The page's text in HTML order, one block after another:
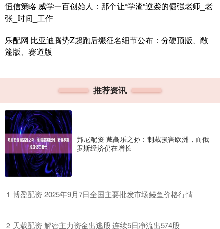
恒信策略 威学一百创始人：那个让“学渣”逆袭的倔强老师_老
张_时间_工作
乐配网 比亚迪腾势Z超跑后缀征名细节公布：分硬顶版、敞
篷版、赛道版
推荐资讯
邦尼配资 戴高乐之孙：制裁损害欧洲，而俄
罗斯经济仍在增长
1 ​博盈配资 2025年9月7日全国主要批发市场鳗鱼价格行情
2 ​天载配资 解密主力资金出逃股 连续5日净流出574股